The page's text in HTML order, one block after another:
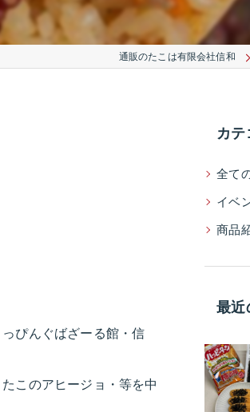
通販のたこは有限会社信和
ぴんぐばざーる館・信
このアヒージョ・等を中
カテ
全て
イベ
商品
最近